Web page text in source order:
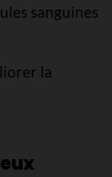
sanguines
la